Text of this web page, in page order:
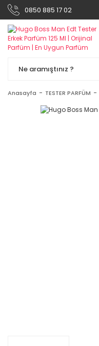
0850 885 17 02
Anasayfa TESTER PARFÜM